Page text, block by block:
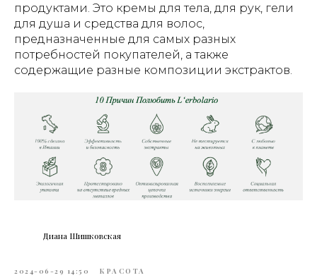
продуктами. Это кремы для тела, для рук, гели
для душа и средства для волос,
предназначенные для самых разных
потребностей покупателей, а также
содержащие разные композиции экстрактов.
Диана Шишковская
2024-06-29 14:50 КРАСОТА